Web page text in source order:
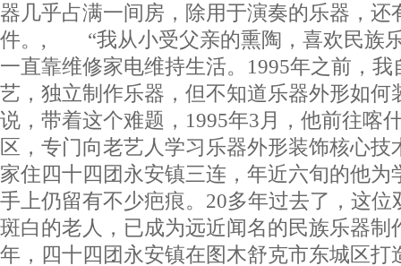
器几乎占满一间房，除用于演奏的乐器，还
件。, “我从小受父亲的熏陶，喜欢民族
一直靠维修家电维持生活。1995年之前，
艺，独立制作乐器，但不知道乐器外形如何
说，带着这个难题，1995年3月，他前往喀
区，专门向老艺人学习乐器外形装饰核心
家住四十四团永安镇三连，年近六旬的他为
手上仍留有不少疤痕。20多年过去了，这位
斑白的老人，已成为远近闻名的民族乐
年，四十四团永安镇在图木舒克市东城区打